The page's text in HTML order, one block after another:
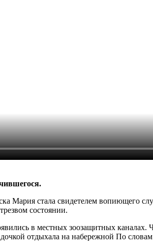
Мария стала свидетелем вопиющего
состоянии.
в местных зоозащитных каналах.
отдыхала на набережной По